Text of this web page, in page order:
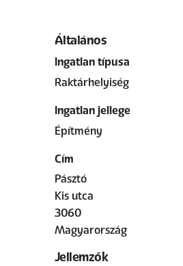
Általános
Ingatlan típusa
Raktárhelyiség
Ingatlan jellege
Építmény
Cím
Pásztó
Kis utca
3060
Magyarország
Jellemzők